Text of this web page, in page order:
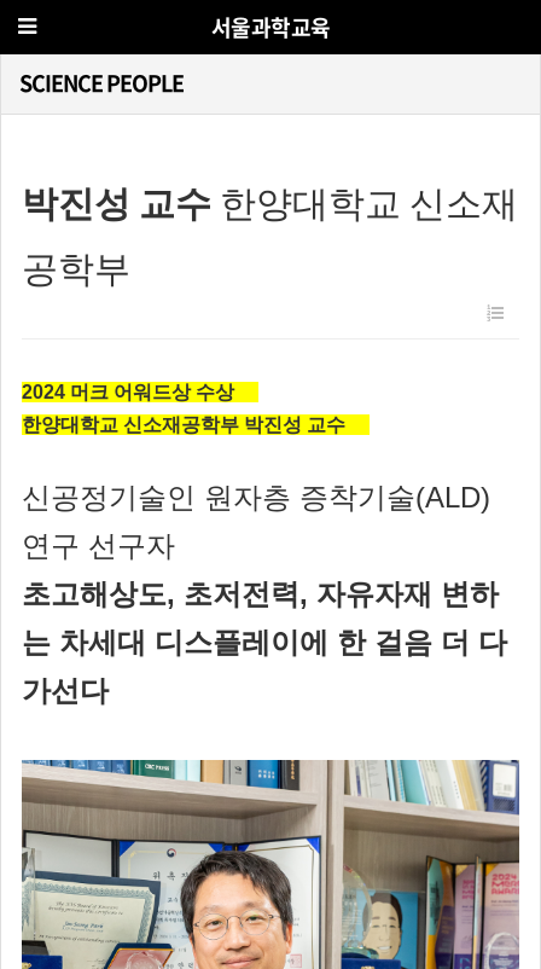
서울과학교육
SCIENCE PEOPLE
박진성 교수 한양대학교 신소재
공학부
2024 머크 어워드상 수상
한양대학교 신소재공학부 박진성 교수
신공정기술인 원자층 증착기술(ALD)
연구 선구자
초고해상도, 초저전력, 자유자재 변하
는 차세대 디스플레이에 한 걸음 더 다
가선다